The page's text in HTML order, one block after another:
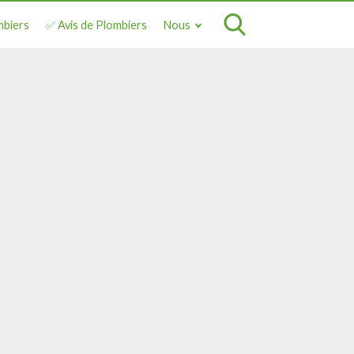
✅ Avis de Plombiers Nous